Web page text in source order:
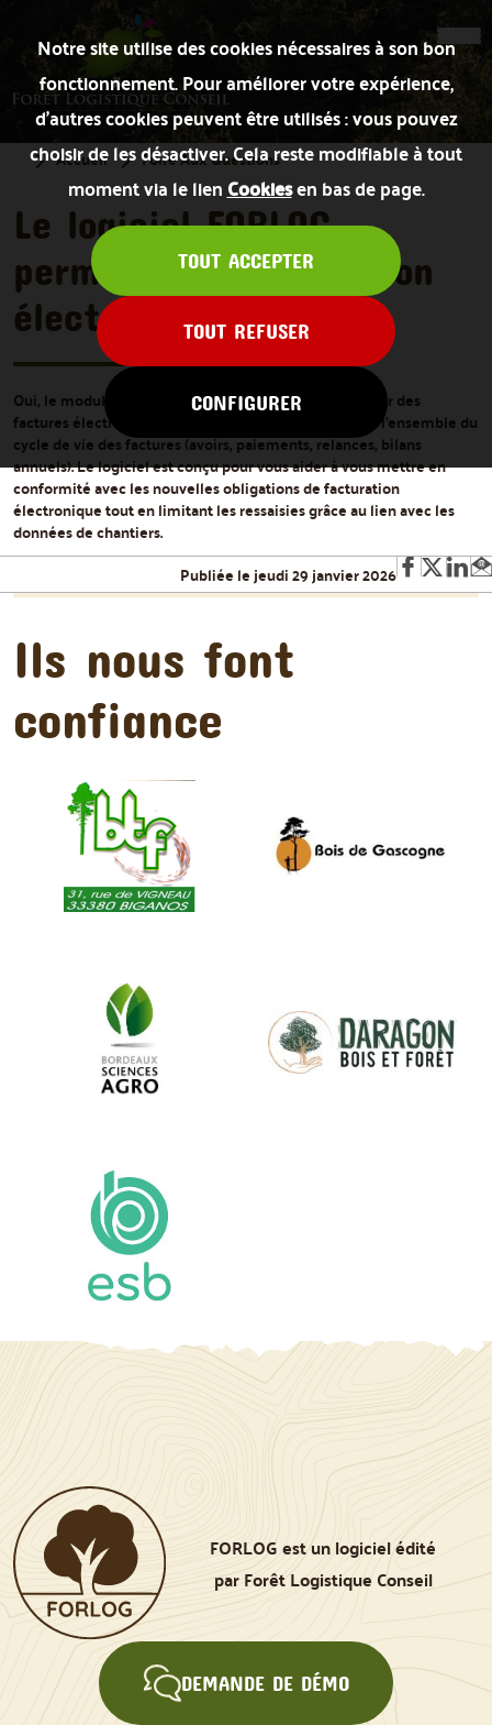
Notre site utilise des cookies nécessaires à son bon
fonctionnement. Pour améliorer votre expérience,
d’autres cookies peuvent être utilisés : vous pouvez
choisir de les désactiver. Cela reste modifiable à tout
moment via le lienCookiesen bas de page.
TOUT ACCEPTER
TOUT REFUSER
CONFIGURER
Accueil Foire Aux Questions
Le logiciel FORLOG
permet-il la facturation
électronique ?
Oui, le module Facturation de FORLOG permet de créer des
factures électroniques au format Factur-X et de gérer l’ensemble du
cycle de vie des factures (avoirs, paiements, relances, bilans
annuels). Le logiciel est conçu pour vous aider à vous mettre en
conformité avec les nouvelles obligations de facturation
électronique tout en limitant les ressaisies grâce au lien avec les
données de chantiers.
Publiée le jeudi 29 janvier 2026
Ils nous font
confiance
FORLOG est un logiciel édité
par Forêt Logistique Conseil
DEMANDE DE DÉMO